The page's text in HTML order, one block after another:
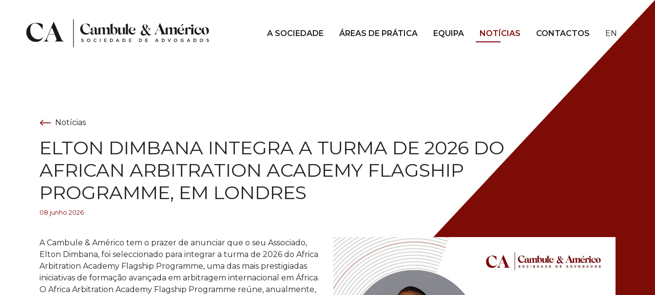
A SOCIEDADE ÁREAS DE PRÁTICA EQUIPA NOTÍCIAS CONTACTOS EN
Notícias
ELTON DIMBANA INTEGRA A TURMA DE 2026 DO
AFRICAN ARBITRATION ACADEMY FLAGSHIP
PROGRAMME, EM LONDRES
08 junho 2026
A Cambule & Américo tem o prazer de anunciar que o seu Associado,
Elton Dimbana, foi seleccionado para integrar a turma de 2026 do Africa
Arbitration Academy Flagship Programme, uma das mais prestigiadas
iniciativas de formação avançada em arbitragem internacional em África.
O Africa Arbitration Academy Flagship Programme reúne, anualmente,